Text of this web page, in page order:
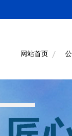
网站首页